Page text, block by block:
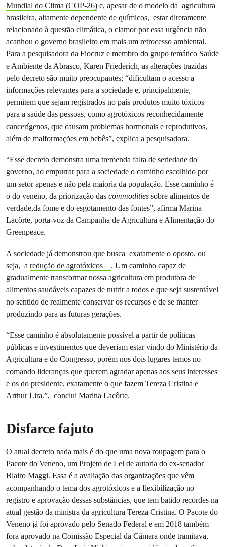
Mundial do Clima (COP-26) e, apesar de o modelo da agricultura
brasileira, altamente dependente de químicos, estar diretamente
relacionado à questão climática, o clamor por essa urgência não
acanhou o governo brasileiro em mais um retrocesso ambiental.
Para a pesquisadora da Fiocruz e membro do grupo temático Saúde
e Ambiente da Abrasco, Karen Friederich, as alterações trazidas
pelo decreto são muito preocupantes; “dificultam o acesso a
informações relevantes para a sociedade e, principalmente,
permitem que sejam registrados no país produtos muito tóxicos
para a saúde das pessoas, como agrotóxicos reconhecidamente
cancerígenos, que causam problemas hormonais e reprodutivos,
além de malformações em bebês”, explica a pesquisadora.
“Esse decreto demonstra uma tremenda falta de seriedade do
governo, ao empurrar para a sociedade o caminho escolhido por
um setor apenas e não pela maioria da população. Esse caminho é
o do veneno, da priorização das commodities sobre alimentos de
verdade,da fome e do esgotamento das fontes”, afirma Marina
Lacôrte, porta-voz da Campanha de Agricultura e Alimentação do
Greenpeace.
A sociedade já demonstrou que busca exatamente o oposto, ou
seja, a redução de agrotóxicos
. Um caminho capaz de
gradualmente transformar nossa agricultura em produtora de
alimentos saudáveis capazes de nutrir a todos e que seja sustentável
no sentido de realmente conservar os recursos e de se manter
produzindo para as futuras gerações.
“Esse caminho é absolutamente possível a partir de políticas
públicas e investimentos que deveriam estar vindo do Ministério da
Agricultura e do Congresso, porém nos dois lugares temos no
comando lideranças que querem agradar apenas aos seus interesses
e os do presidente, exatamente o que fazem Tereza Cristina e
Arthur Lira.”, conclui Marina Lacôrte.
Disfarce fajuto
O atual decreto nada mais é do que uma nova roupagem para o
Pacote do Veneno, um Projeto de Lei de autoria do ex-senador
Blairo Maggi. Essa é a avaliação das organizações que vêm
acompanhando o tema dos agrotóxicos e a flexibilização no
registro e aprovação dessas substâncias, que tem batido recordes na
atual gestão da ministra da agricultura Tereza Cristina. O Pacote do
Veneno já foi aprovado pelo Senado Federal e em 2018 também
fora aprovado na Comissão Especial da Câmara onde tramitava,